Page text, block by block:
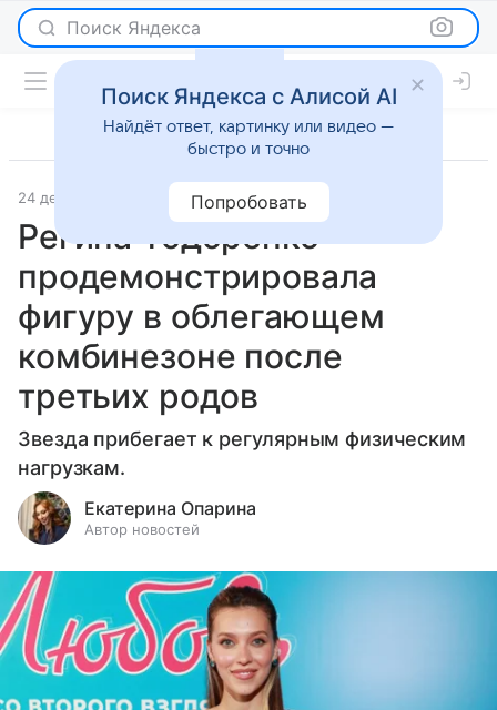
Поиск Яндекса
24 декабря 2025 Леди Mail Светская жизнь
Регина Тодоренко
продемонстрировала
фигуру в облегающем
комбинезоне после
третьих родов
Звезда прибегает к регулярным физическим
нагрузкам.
Екатерина Опарина
Автор новостей
Поиск Яндекса с Алисой AI
Найдёт ответ, картинку или видео —
быстро и точно
Попробовать